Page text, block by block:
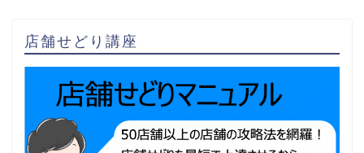
店舗せどり講座